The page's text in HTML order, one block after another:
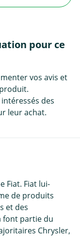
pour ce
vos avis et
des
leur achat.
Fiat. Fiat lui-
de produits
et des
font partie du
Chrysler,